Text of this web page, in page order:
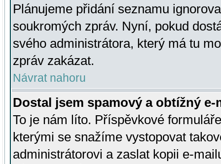
Plánujeme přidání seznamu
soukromých zpráv. Nyní, pokud
svého administrátora, který má tu
zpráv zakázat.
Návrat nahoru
Dostal jsem spamový a obtížný
To je nám líto. Příspěvkové
kterými se snažíme vystopovat
administrátorovi a zaslat kopii e-